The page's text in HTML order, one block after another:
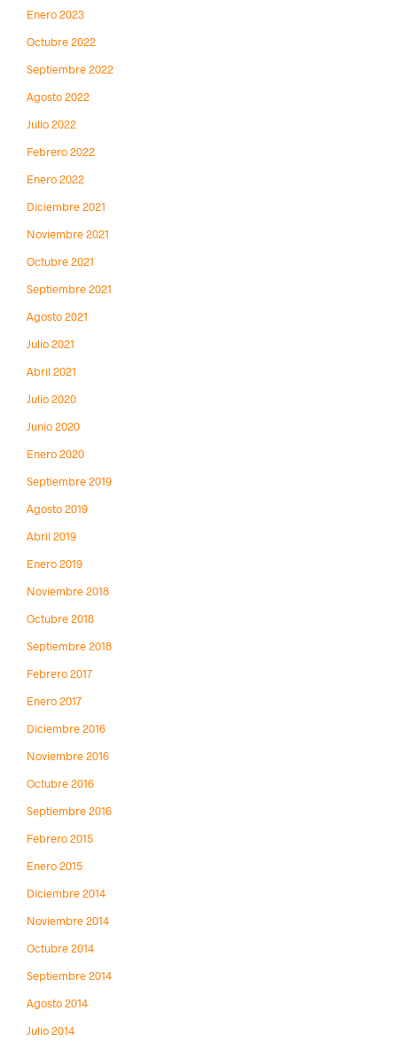
Enero 2023
Octubre 2022
Septiembre 2022
Agosto 2022
Julio 2022
Febrero 2022
Enero 2022
Diciembre 2021
Noviembre 2021
Octubre 2021
Septiembre 2021
Agosto 2021
Julio 2021
Abril 2021
Julio 2020
Junio 2020
Enero 2020
Septiembre 2019
Agosto 2019
Abril 2019
Enero 2019
Noviembre 2018
Octubre 2018
Septiembre 2018
Febrero 2017
Enero 2017
Diciembre 2016
Noviembre 2016
Octubre 2016
Septiembre 2016
Febrero 2015
Enero 2015
Diciembre 2014
Noviembre 2014
Octubre 2014
Septiembre 2014
Agosto 2014
Julio 2014